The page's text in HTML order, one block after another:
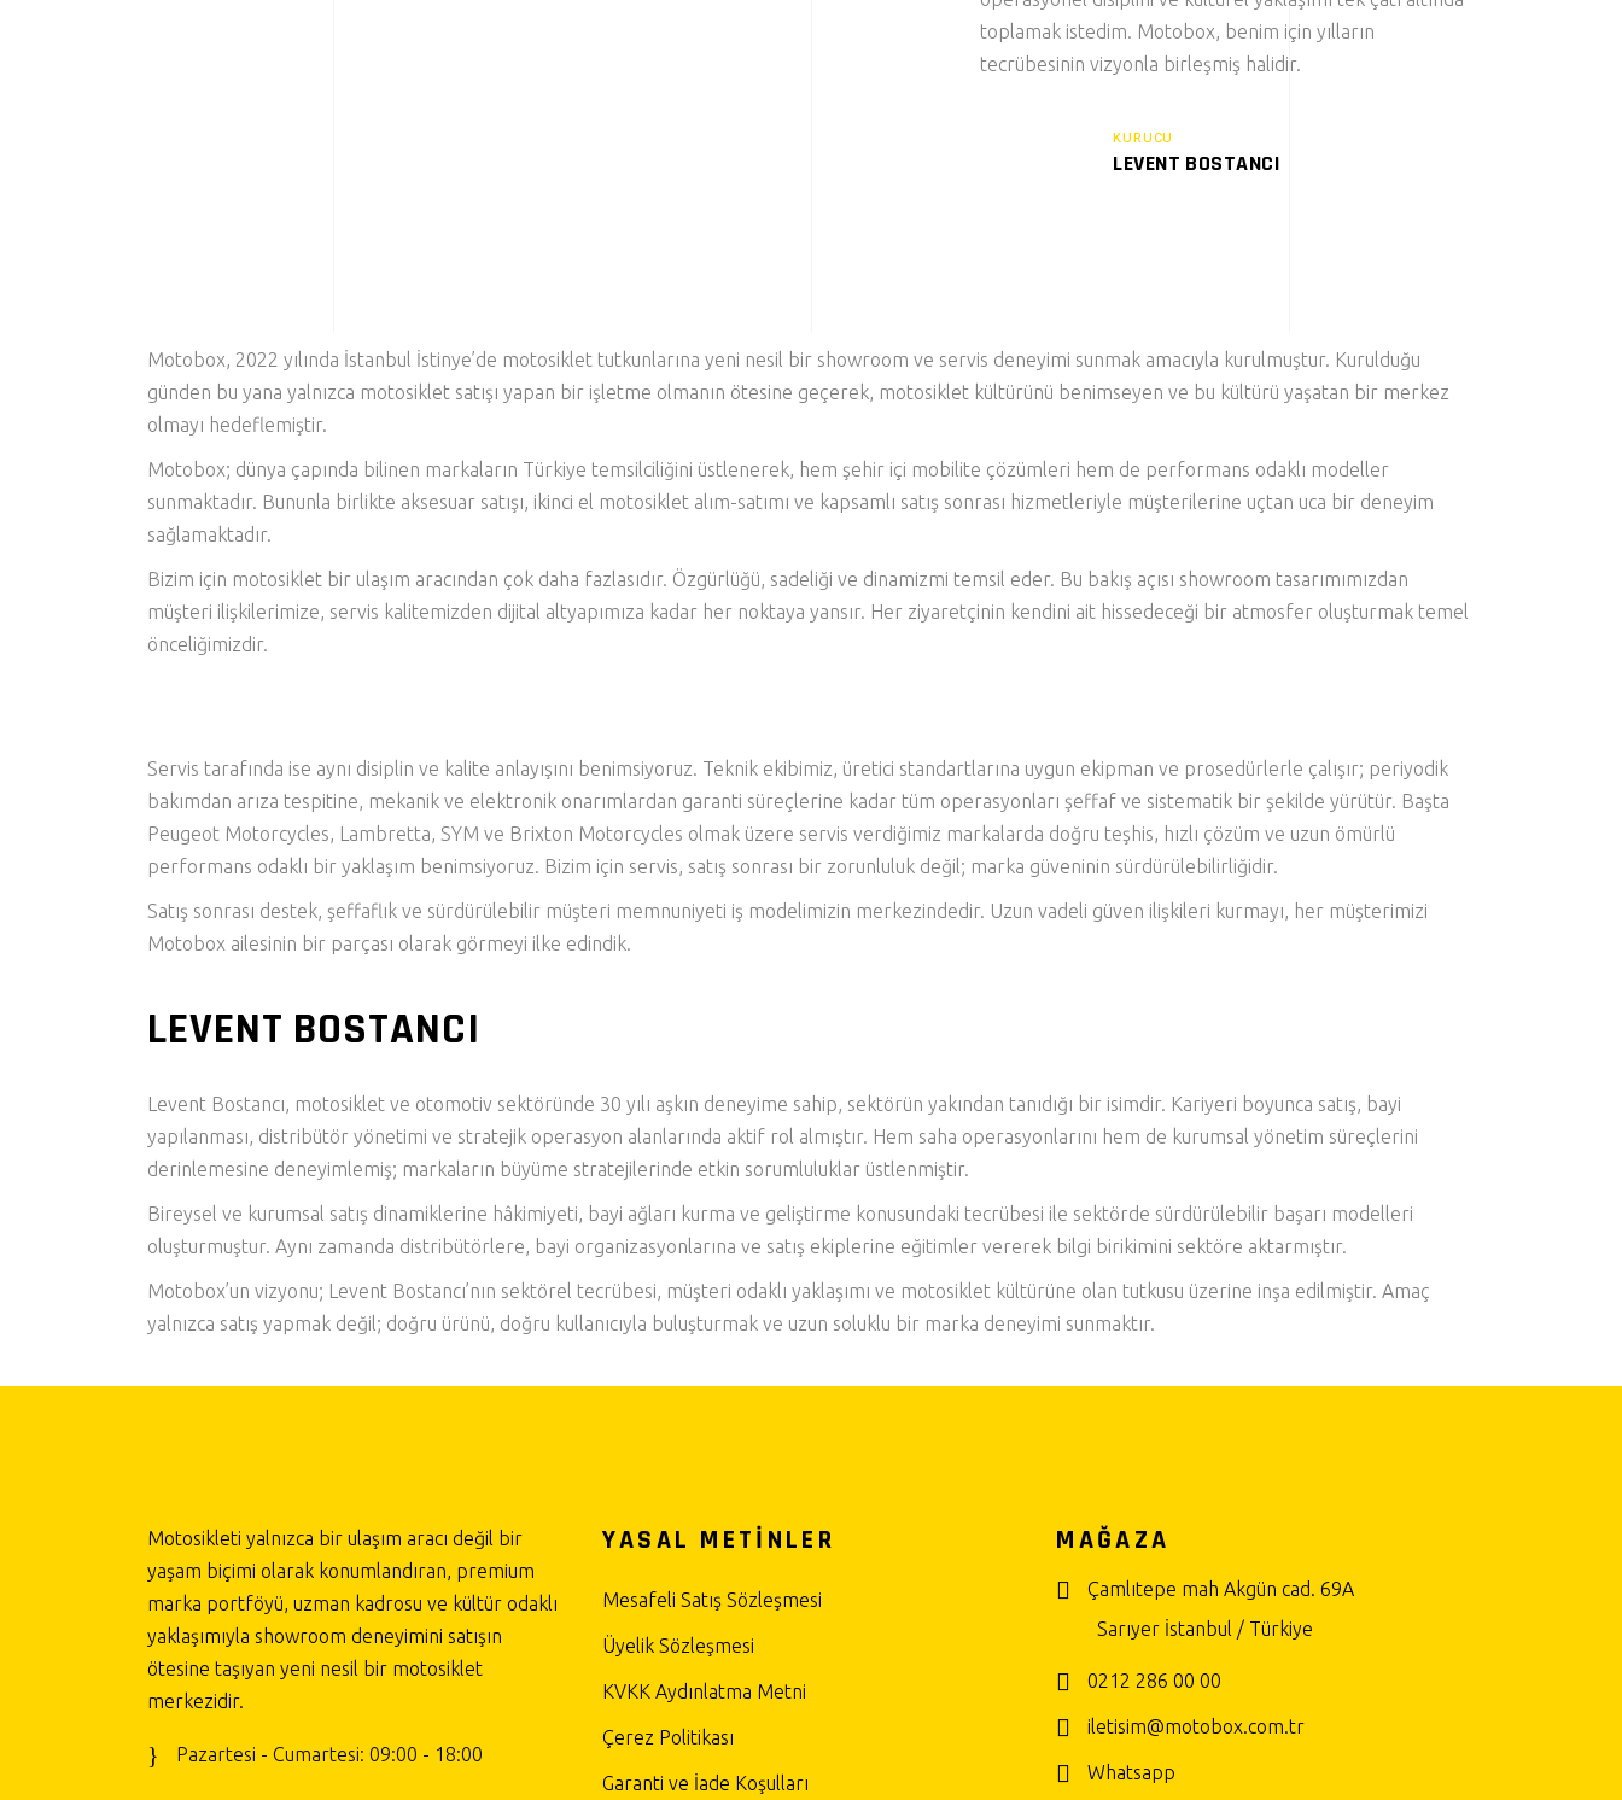
toplamak istedim. Motobox, benim için yılların
tecrübesinin vizyonla birleşmiş halidir.
KURUCU
LEVENT BOSTANCI
Motobox, 2022 yılında İstanbul İstinye’de motosiklet tutkunlarına yeni nesil bir showroom ve servis deneyimi sunmak amacıyla kurulmuştur. Kurulduğu
günden bu yana yalnızca motosiklet satışı yapan bir işletme olmanın ötesine geçerek, motosiklet kültürünü benimseyen ve bu kültürü yaşatan bir merkez
olmayı hedeflemiştir.
Motobox; dünya çapında bilinen markaların Türkiye temsilciliğini üstlenerek, hem şehir içi mobilite çözümleri hem de performans odaklı modeller
sunmaktadır. Bununla birlikte aksesuar satışı, ikinci el motosiklet alım-satımı ve kapsamlı satış sonrası hizmetleriyle müşterilerine uçtan uca bir deneyim
sağlamaktadır.
Bizim için motosiklet bir ulaşım aracından çok daha fazlasıdır. Özgürlüğü, sadeliği ve dinamizmi temsil eder. Bu bakış açısı showroom tasarımımızdan
müşteri ilişkilerimize, servis kalitemizden dijital altyapımıza kadar her noktaya yansır. Her ziyaretçinin kendini ait hissedeceği bir atmosfer oluşturmak temel
önceliğimizdir.
Servis tarafında ise aynı disiplin ve kalite anlayışını benimsiyoruz. Teknik ekibimiz, üretici standartlarına uygun ekipman ve prosedürlerle çalışır; periyodik
bakımdan arıza tespitine, mekanik ve elektronik onarımlardan garanti süreçlerine kadar tüm operasyonları şeffaf ve sistematik bir şekilde yürütür. Başta
Peugeot Motorcycles, Lambretta, SYM ve Brixton Motorcycles olmak üzere servis verdiğimiz markalarda doğru teşhis, hızlı çözüm ve uzun ömürlü
performans odaklı bir yaklaşım benimsiyoruz. Bizim için servis, satış sonrası bir zorunluluk değil; marka güveninin sürdürülebilirliğidir.
Satış sonrası destek, şeffaflık ve sürdürülebilir müşteri memnuniyeti iş modelimizin merkezindedir. Uzun vadeli güven ilişkileri kurmayı, her müşterimizi
Motobox ailesinin bir parçası olarak görmeyi ilke edindik.
LEVENT BOSTANCI
Levent Bostancı, motosiklet ve otomotiv sektöründe 30 yılı aşkın deneyime sahip, sektörün yakından tanıdığı bir isimdir. Kariyeri boyunca satış, bayi
yapılanması, distribütör yönetimi ve stratejik operasyon alanlarında aktif rol almıştır. Hem saha operasyonlarını hem de kurumsal yönetim süreçlerini
derinlemesine deneyimlemiş; markaların büyüme stratejilerinde etkin sorumluluklar üstlenmiştir.
Bireysel ve kurumsal satış dinamiklerine hâkimiyeti, bayi ağları kurma ve geliştirme konusundaki tecrübesi ile sektörde sürdürülebilir başarı modelleri
oluşturmuştur. Aynı zamanda distribütörlere, bayi organizasyonlarına ve satış ekiplerine eğitimler vererek bilgi birikimini sektöre aktarmıştır.
Motobox’un vizyonu; Levent Bostancı’nın sektörel tecrübesi, müşteri odaklı yaklaşımı ve motosiklet kültürüne olan tutkusu üzerine inşa edilmiştir. Amaç
yalnızca satış yapmak değil; doğru ürünü, doğru kullanıcıyla buluşturmak ve uzun soluklu bir marka deneyimi sunmaktır.
Motosikleti yalnızca bir ulaşım aracı değil bir
yaşam biçimi olarak konumlandıran, premium
marka portföyü, uzman kadrosu ve kültür odaklı
yaklaşımıyla showroom deneyimini satışın
ötesine taşıyan yeni nesil bir motosiklet
merkezidir.
Pazartesi - Cumartesi: 09:00 - 18:00
YASAL METİNLER
Mesafeli Satış Sözleşmesi
Üyelik Sözleşmesi
KVKK Aydınlatma Metni
Çerez Politikası
Garanti ve İade Koşulları
MAĞAZA
Çamlıtepe mah Akgün cad. 69A
Sarıyer İstanbul / Türkiye
0212 286 00 00
iletisim@motobox.com.tr
Whatsapp